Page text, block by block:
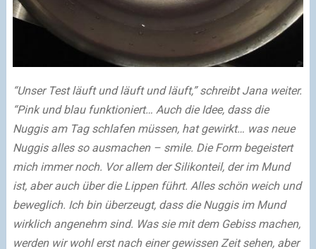
“Unser Test läuft und läuft und läuft,” schreibt Jana weiter.
“Pink und blau funktioniert… Auch die Idee, dass die
Nuggis am Tag schlafen müssen, hat gewirkt… was neue
Nuggis alles so ausmachen – smile. Die Form begeistert
mich immer noch. Vor allem der Silikonteil, der im Mund
ist, aber auch über die Lippen führt. Alles schön weich und
beweglich. Ich bin überzeugt, dass die Nuggis im Mund
wirklich angenehm sind. Was sie mit dem Gebiss machen,
werden wir wohl erst nach einer gewissen Zeit sehen, aber